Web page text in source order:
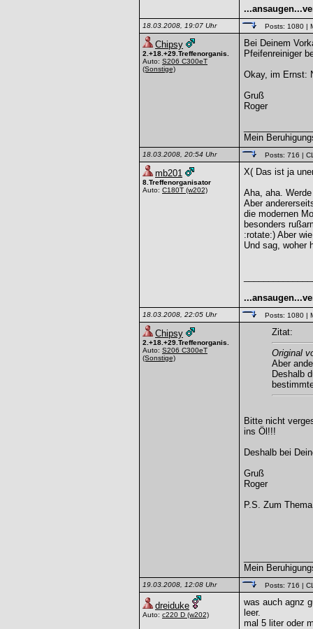
18.03.2008, 19:07 Uhr Posts: 1080 |
Chipsy
2.+18.+29.Treffenorganis.
Auto: S206 C300eT
(Sonstige)
Bei Deinem
Pfeifenreiniger
Okay, im Ernst:
Gruß
Roger
Mein
18.03.2008, 20:54 Uhr Posts: 716 |
mb201
8.Treffenorganisator
Auto: C180T (w202)
X( Das ist ja
Aha, aha.
Aber
die modernen
besonders
:rotate:) Aber
Und sag, woher
18.03.2008, 22:05 Uhr Posts: 1080 |
Chipsy
2.+18.+29.Treffenorganis.
Auto: S206 C300eT
(Sonstige)
Zitat:
Original
Aber
Deshalb
Bitte nicht
ins Öl!!!
Deshalb bei
Gruß
Roger
P.S. Zum
Mein
19.03.2008, 12:08 Uhr Posts: 716 |
dreiduke
Auto: c220 D (w202)
was auch agnz
leer.
mal 5 liter oder